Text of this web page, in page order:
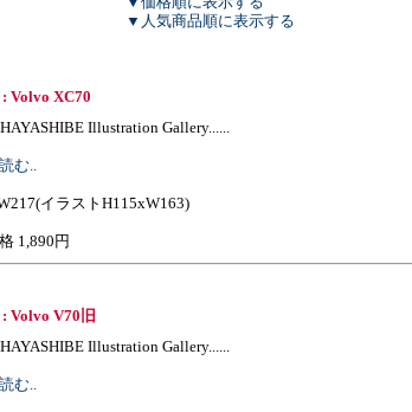
▼人気商品順に表示する
Volvo XC70
Illustration Gallery......
む..
イラストH115xW163)
1,890円
Volvo V70旧
Illustration Gallery......
む..